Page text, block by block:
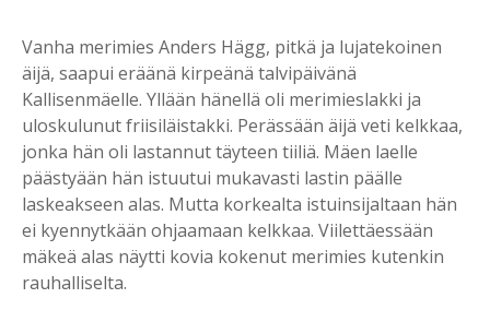
Vanha merimies Anders Hägg, pitkä ja lujatekoinen
äijä, saapui eräänä kirpeänä talvipäivänä
Kallisenmäelle. Yllään hänellä oli merimieslakki ja
uloskulunut friisiläistakki. Perässään äijä veti kelkkaa,
jonka hän oli lastannut täyteen tiiliä. Mäen laelle
päästyään hän istuutui mukavasti lastin päälle
laskeakseen alas. Mutta korkealta istuinsijaltaan hän
ei kyennytkään ohjaamaan kelkkaa. Viilettäessään
mäkeä alas näytti kovia kokenut merimies kutenkin
rauhalliselta.